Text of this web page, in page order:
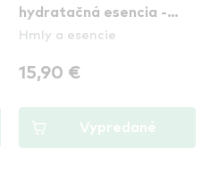
hydratačná esencia -
Ginseng Essence Water
Hmly a esencie
15,90 €
Vypredané